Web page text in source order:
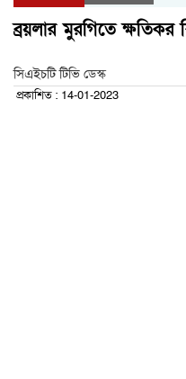
ব্রয়লার মুরগিতে ক্ষতিকর
সিএইচটি টিভি ডেস্ক
প্রকাশিত : 14-01-2023